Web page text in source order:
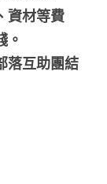
資材等費
。
落互助團結